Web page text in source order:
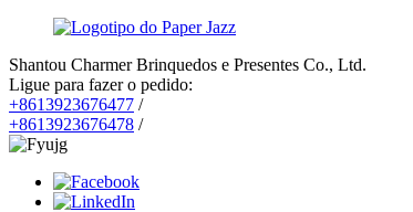
Shantou Charmer Brinquedos e Presentes Co., Ltd.
Ligue para fazer o pedido:
+8613923676477 /
+8613923676478 /